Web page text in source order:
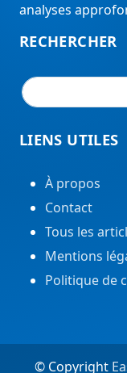
analyses
RECHERCHER
LIENS UTILES
À propos
Contact
Tous les
Mentions
Politique de
© Copyright